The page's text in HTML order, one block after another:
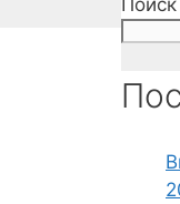
Поиск